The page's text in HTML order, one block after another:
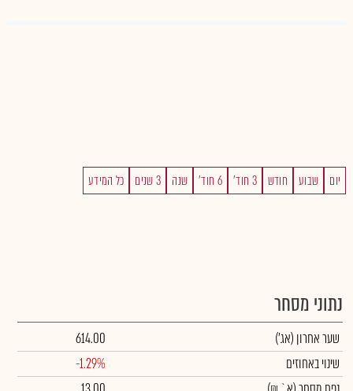
יום שבוע חודש 3 חוד' 6 חוד' שנה 3 שנים כל המידע
נתוני מסחר
שער אחרון (אג')
614.00
שינוי באחוזים
-1.29%